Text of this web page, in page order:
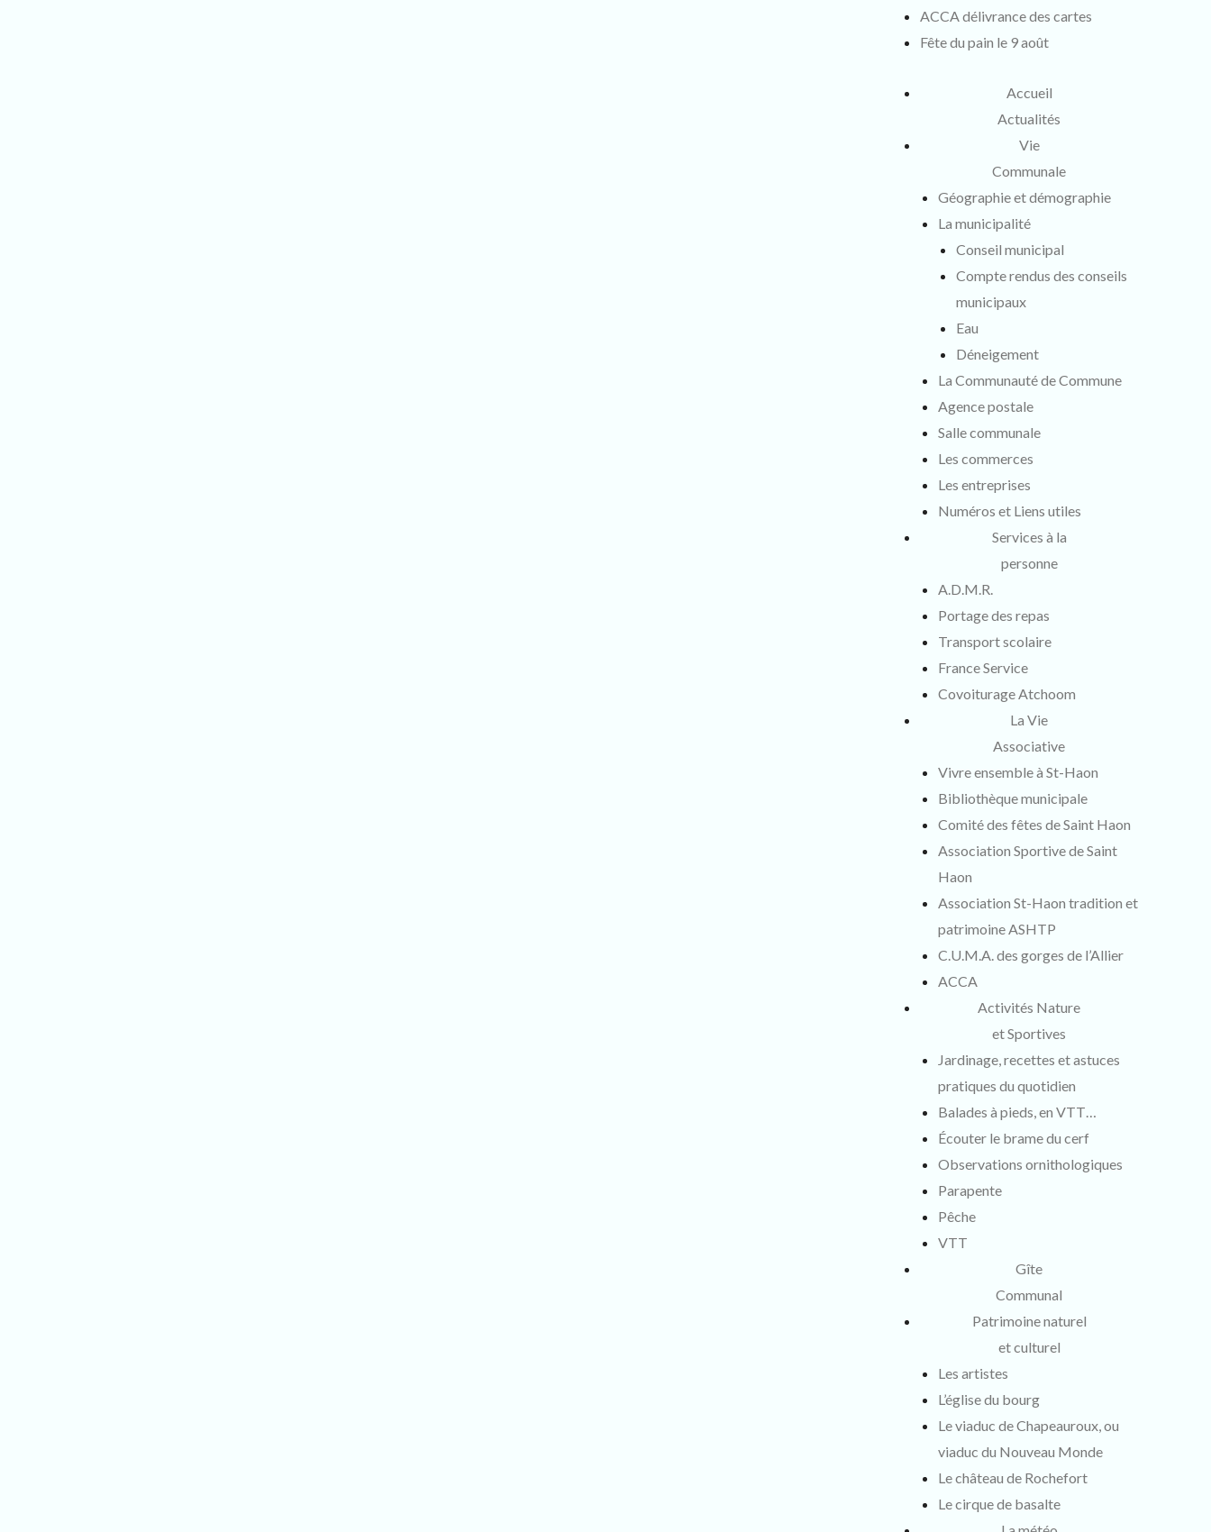
ACCA délivrance des cartes
Fête du pain le 9 août
Accueil
Actualités
Vie
Communale
Géographie et démographie
La municipalité
Conseil municipal
Compte rendus des conseils
municipaux
Eau
Déneigement
La Communauté de Commune
Agence postale
Salle communale
Les commerces
Les entreprises
Numéros et Liens utiles
Services à la
personne
A.D.M.R.
Portage des repas
Transport scolaire
France Service
Covoiturage Atchoom
La Vie
Associative
Vivre ensemble à St-Haon
Bibliothèque municipale
Comité des fêtes de Saint Haon
Association Sportive de Saint
Haon
Association St-Haon tradition et
patrimoine ASHTP
C.U.M.A. des gorges de l’Allier
ACCA
Activités Nature
et Sportives
Jardinage, recettes et astuces
pratiques du quotidien
Balades à pieds, en VTT…
Écouter le brame du cerf
Observations ornithologiques
Parapente
Pêche
VTT
Gîte
Communal
Patrimoine naturel
et culturel
Les artistes
L’église du bourg
Le viaduc de Chapeauroux, ou
viaduc du Nouveau Monde
Le château de Rochefort
Le cirque de basalte